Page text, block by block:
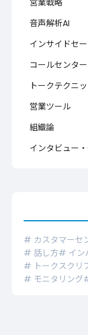
音声解析AI
インサイドセ
コールセンター
トークテクニ
営業ツール
組織論
インタビュー
# カスタマーセ
# 話し方# イン
# トークスクリ
# モニタリング